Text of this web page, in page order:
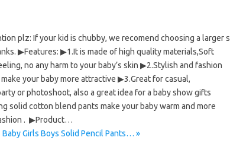
plz: If your kid is chubby, we recomend choosing a larger s
▶Features: ▶1.It is made of high quality materials,Soft
no any harm to your baby’s skin ▶2.Stylish and fashion
your baby more attractive ▶3.Great for casual,
or photoshoot, also a great idea for a baby show gifts
solid cotton blend pants make your baby warm and more
. ▶Product…
Girls Boys Solid Pencil Pants… »